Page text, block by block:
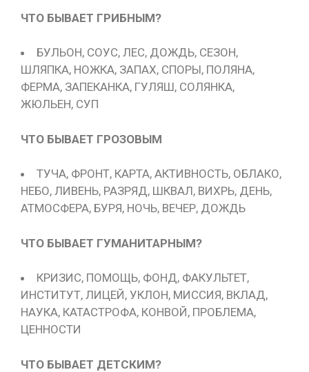
ЧТО БЫВАЕТ ГРИБНЫМ?
БУЛЬОН, СОУС, ЛЕС, ДОЖДЬ, СЕЗОН,
ШЛЯПКА, НОЖКА, ЗАПАХ, СПОРЫ, ПОЛЯНА,
ФЕРМА, ЗАПЕКАНКА, ГУЛЯШ, СОЛЯНКА,
ЖЮЛЬЕН, СУП
ЧТО БЫВАЕТ ГРОЗОВЫМ
ТУЧА, ФРОНТ, КАРТА, АКТИВНОСТЬ, ОБЛАКО,
НЕБО, ЛИВЕНЬ, РАЗРЯД, ШКВАЛ, ВИХРЬ, ДЕНЬ,
АТМОСФЕРА, БУРЯ, НОЧЬ, ВЕЧЕР, ДОЖДЬ
ЧТО БЫВАЕТ ГУМАНИТАРНЫМ?
КРИЗИС, ПОМОЩЬ, ФОНД, ФАКУЛЬТЕТ,
ИНСТИТУТ, ЛИЦЕЙ, УКЛОН, МИССИЯ, ВКЛАД,
НАУКА, КАТАСТРОФА, КОНВОЙ, ПРОБЛЕМА,
ЦЕННОСТИ
ЧТО БЫВАЕТ ДЕТСКИМ?